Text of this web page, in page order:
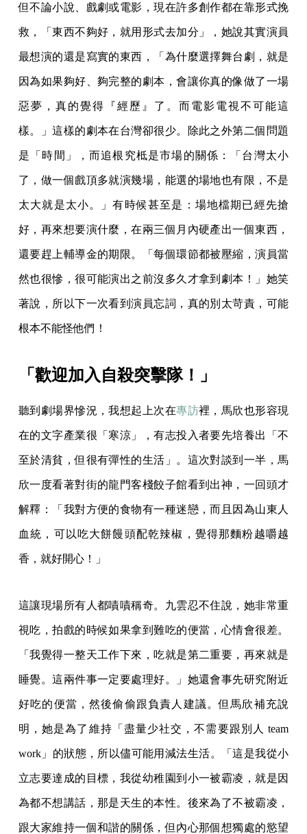
但不論小說、戲劇或電影，現在許多創作都在靠形式挽
救，「東西不夠好，就用形式去加分」，她說其實演員
最想演的還是寫實的東西，「為什麼選擇舞台劇，就是
因為如果夠好、夠完整的劇本，會讓你真的像做了一場
惡夢，真的覺得『經歷』了。而電影電視不可能這
樣。」這樣的劇本在台灣卻很少。除此之外第二個問題
是「時間」，而追根究柢是市場的關係：「台灣太小
了，做一個戲頂多就演幾場，能選的場地也有限，不是
太大就是太小。」有時候甚至是：場地檔期已經先搶
好，再來想要演什麼，在兩三個月內硬產出一個東西，
還要趕上輔導金的期限。「每個環節都被壓縮，演員當
然也很慘，很可能演出之前沒多久才拿到劇本！」她笑
著說，所以下一次看到演員忘詞，真的別太苛責，可能
根本不能怪他們！
「歡迎加入自殺突擊隊！」
聽到劇場界慘況，我想起上次在專訪裡，馬欣也形容現
在的文字產業很「寒涼」，有志投入者要先培養出「不
至於清貧，但很有彈性的生活」。這次對談到一半，馬
欣一度看著對街的龍門客棧餃子館看到出神，一回頭才
解釋：「我對方便的食物有一種迷戀，而且因為山東人
血統，可以吃大餅饅頭配乾辣椒，覺得那麵粉越嚼越
香，就好開心！」
這讓現場所有人都嘖嘖稱奇。九雲忍不住說，她非常重
視吃，拍戲的時候如果拿到難吃的便當，心情會很差。
「我覺得一整天工作下來，吃就是第二重要，再來就是
睡覺。這兩件事一定要處理好。」她還會事先研究附近
好吃的便當，然後偷偷跟負責人建議。但馬欣補充說
明，她是為了維持「盡量少社交，不需要跟別人 team
work」的狀態，所以儘可能用減法生活。「這是我從小
立志要達成的目標，我從幼稚園到小一被霸凌，就是因
為都不想講話，那是天生的本性。後來為了不被霸凌，
跟大家維持一個和諧的關係，但內心那個想獨處的慾望